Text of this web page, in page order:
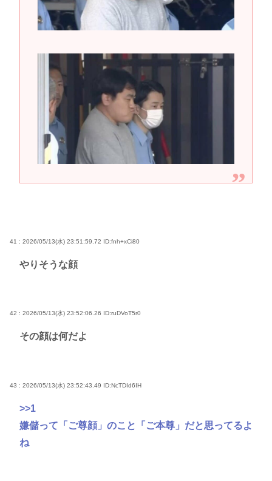
41 : 2026/05/13(水) 23:51:59.72 ID:fnh+xCi80
やりそうな顔
42 : 2026/05/13(水) 23:52:06.26 ID:ruDVoT5r0
その顔は何だよ
43 : 2026/05/13(水) 23:52:43.49 ID:NcTDId6IH
>>1
嫌儲って「ご尊顔」のこと「ご本尊」だと思ってるよ
ね